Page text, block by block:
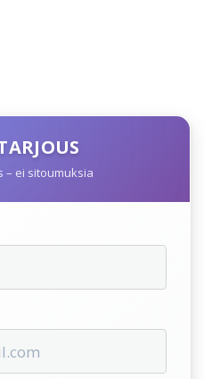
– ei sitoumuksia